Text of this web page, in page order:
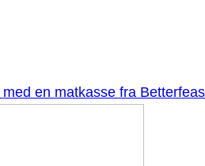
en matkasse fra